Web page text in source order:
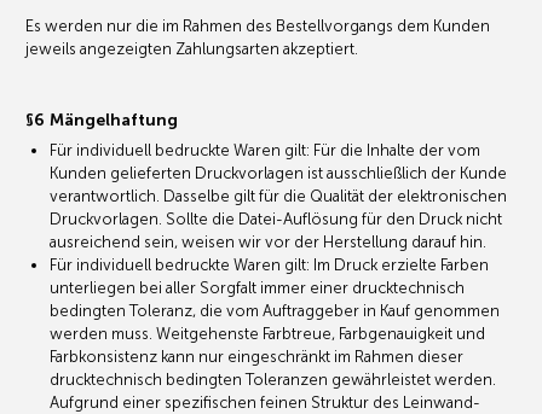
Es werden nur die im Rahmen des Bestellvorgangs dem Kunden
jeweils angezeigten Zahlungsarten akzeptiert.
§6 Mängelhaftung
Für individuell bedruckte Waren gilt: Für die Inhalte der vom
Kunden gelieferten Druckvorlagen ist ausschließlich der Kunde
verantwortlich. Dasselbe gilt für die Qualität der elektronischen
Druckvorlagen. Sollte die Datei-Auflösung für den Druck nicht
ausreichend sein, weisen wir vor der Herstellung darauf hin.
Für individuell bedruckte Waren gilt: Im Druck erzielte Farben
unterliegen bei aller Sorgfalt immer einer drucktechnisch
bedingten Toleranz, die vom Auftraggeber in Kauf genommen
werden muss. Weitgehenste Farbtreue, Farbgenauigkeit und
Farbkonsistenz kann nur eingeschränkt im Rahmen dieser
drucktechnisch bedingten Toleranzen gewährleistet werden.
Aufgrund einer spezifischen feinen Struktur des Leinwand-